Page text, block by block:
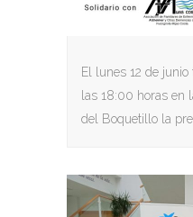
El lunes 12 de
las 18:00 horas en
del Boquetillo la